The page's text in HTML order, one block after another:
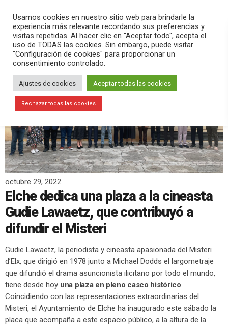
search menu pause PLAY
octubre 29, 2022
Elche dedica una plaza a la cineasta
Gudie Lawaetz, que contribuyó a
difundir el Misteri
Gudie Lawaetz, la periodista y cineasta apasionada del Misteri
d’Elx, que dirigió en 1978 junto a Michael Dodds el largometraje
que difundió el drama asuncionista ilicitano por todo el mundo,
tiene desde hoy una plaza en pleno casco histórico.
Coincidiendo con las representaciones extraordinarias del
Misteri, el Ayuntamiento de Elche ha inaugurado este sábado la
placa que acompaña a este espacio público, a la altura de la
Usamos cookies en nuestro sitio web para brindarle la
experiencia más relevante recordando sus preferencias y
visitas repetidas. Al hacer clic en "Aceptar todo", acepta el
uso de TODAS las cookies. Sin embargo, puede visitar
"Configuración de cookies" para proporcionar un
consentimiento controlado.
Ajustes de cookies Aceptar todas las cookies
Rechazar todas las cookies